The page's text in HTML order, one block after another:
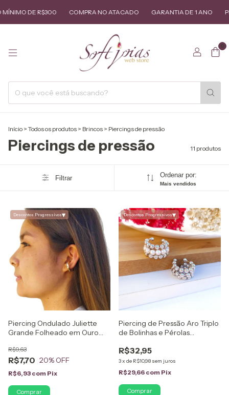
DE R$300 COMPRA NO ATACADO GARANTIA DE 1 ANO
0
Início > Todos os produtos > Brincos > Piercings de pressão
Piercings de pressão 11 produtos
Filtrar Ordenar por:
Mais vendidos
Descontos Progressivos▾
Piercing Ondulado Juliette
Grande Folheado em Ouro
R$7,70
R$9,63
20% OFF
R$6,93 com Pix
Descontos Progressivos▾
Piercing de Pressão Aro Triplo
de Bolinhas e Pérolas
R$32,95
3x de R$10,98 sem juros
R$29,66 com Pix
Comprar